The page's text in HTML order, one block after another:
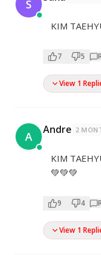
S
KIM
7 5
View 1
A Andre 2
KIM
💚💚💚
9 4
View 1